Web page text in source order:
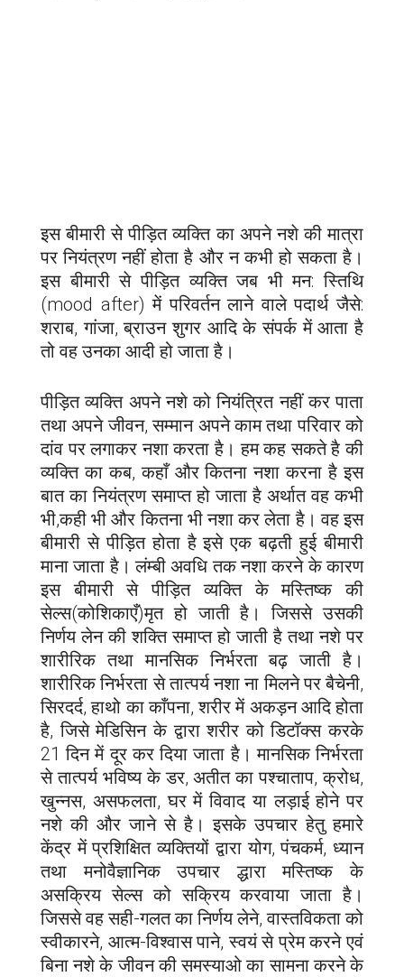
इस बीमारी से पीड़ित व्यक्ति का अपने नशे की मात्रा
पर नियंत्रण नहीं होता है और न कभी हो सकता है।
इस बीमारी से पीड़ित व्यक्ति जब भी मन: स्तिथि
(mood after) में परिवर्तन लाने वाले पदार्थ जैसे:
शराब, गांजा, ब्राउन शुगर आदि के संपर्क में आता है
तो वह उनका आदी हो जाता है।
पीड़ित व्यक्ति अपने नशे को नियंत्रित नहीं कर पाता
तथा अपने जीवन, सम्मान अपने काम तथा परिवार को
दांव पर लगाकर नशा करता है। हम कह सकते है की
व्यक्ति का कब, कहाँ और कितना नशा करना है इस
बात का नियंत्रण समाप्त हो जाता है अर्थात वह कभी
भी,कही भी और कितना भी नशा कर लेता है। वह इस
बीमारी से पीड़ित होता है इसे एक बढ़ती हुई बीमारी
माना जाता है। लंम्बी अवधि तक नशा करने के कारण
इस बीमारी से पीड़ित व्यक्ति के मस्तिष्क की
सेल्स(कोशिकाएँ)मृत हो जाती है। जिससे उसकी
निर्णय लेन की शक्ति समाप्त हो जाती है तथा नशे पर
शारीरिक तथा मानसिक निर्भरता बढ़ जाती है।
शारीरिक निर्भरता से तात्पर्य नशा ना मिलने पर बैचेनी,
सिरदर्द, हाथो का काँपना, शरीर में अकड़न आदि होता
है, जिसे मेडिसिन के द्वारा शरीर को डिटॉक्स करके
21 दिन में दूर कर दिया जाता है। मानसिक निर्भरता
से तात्पर्य भविष्य के डर, अतीत का पश्चाताप, क्रोध,
खुन्नस, असफलता, घर में विवाद या लड़ाई होने पर
नशे की और जाने से है। इसके उपचार हेतु हमारे
केंद्र में प्रशिक्षित व्यक्तियों द्वारा योग, पंचकर्म, ध्यान
तथा मनोवैज्ञानिक उपचार द्धारा मस्तिष्क के
असक्रिय सेल्स को सक्रिय करवाया जाता है।
जिससे वह सही-गलत का निर्णय लेने, वास्तविकता को
स्वीकारने, आत्म-विश्वास पाने, स्वयं से प्रेम करने एवं
बिना नशे के जीवन की समस्याओ का सामना करने के